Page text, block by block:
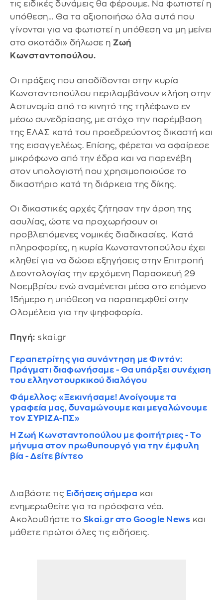
τις ειδικές δυνάμεις θα φέρουμε. Να φωτιστεί η
υπόθεση… Θα τα αξιοποιήσω όλα αυτά που
γίνονται για να φωτιστεί η υπόθεση να μη μείνει
στο σκοτάδι» δήλωσε η Ζωή
Κωνσταντοπούλου.
Οι πράξεις που αποδίδονται στην κυρία
Κωνσταντοπούλου περιλαμβάνουν κλήση στην
Αστυνομία από το κινητό της τηλέφωνο εν
μέσω συνεδρίασης, με στόχο την παρέμβαση
της ΕΛΑΣ κατά του προεδρεύοντος δικαστή και
της εισαγγελέως. Επίσης, φέρεται να αφαίρεσε
μικρόφωνο από την έδρα και να παρενέβη
στον υπολογιστή που χρησιμοποιούσε το
δικαστήριο κατά τη διάρκεια της δίκης.
Οι δικαστικές αρχές ζήτησαν την άρση της
ασυλίας, ώστε να προχωρήσουν οι
προβλεπόμενες νομικές διαδικασίες. Κατά
πληροφορίες, η κυρία Κωνσταντοπούλου έχει
κληθεί για να δώσει εξηγήσεις στην Επιτροπή
Δεοντολογίας την ερχόμενη Παρασκευή 29
Νοεμβρίου ενώ αναμένεται μέσα στο επόμενο
15ήμερο η υπόθεση να παραπεμφθεί στην
Ολομέλεια για την ψηφοφορία.
Πηγή: skai.gr
Γεραπετρίτης για συνάντηση με Φιντάν:
Πράγματι διαφωνήσαμε - Θα υπάρξει συνέχιση
του ελληνοτουρκικού διαλόγου
Φάμελλος: «Ξεκινήσαμε! Ανοίγουμε τα
γραφεία μας, δυναμώνουμε και μεγαλώνουμε
τον ΣΥΡΙΖΑ-ΠΣ»
Η Ζωή Κωνσταντοπούλου με φοιτήτριες - Το
μήνυμα στον πρωθυπουργό για την έμφυλη
βία - Δείτε βίντεο
Διαβάστε τις Ειδήσεις σήμερα και
ενημερωθείτε για τα πρόσφατα νέα.
Ακολουθήστε το Skai.gr στο Google News και
μάθετε πρώτοι όλες τις ειδήσεις.